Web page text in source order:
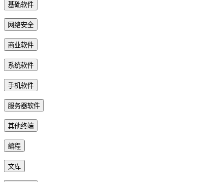
基础软件
网络安全
商业软件
系统软件
手机软件
服务器软件
其他终端
编程
文库